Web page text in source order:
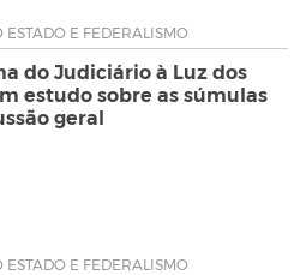
E FEDERALISMO
do Judiciário à Luz dos
estudo sobre as súmulas
geral
ESTADO E FEDERALISMO